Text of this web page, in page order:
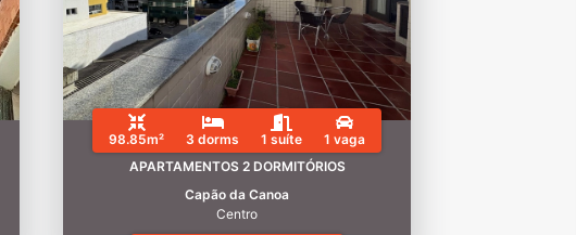
98.85m² 3 dorms 1 suíte
1 vaga
APARTAMENTOS 2 DORMITÓRIOS
Capão da Canoa
Centro